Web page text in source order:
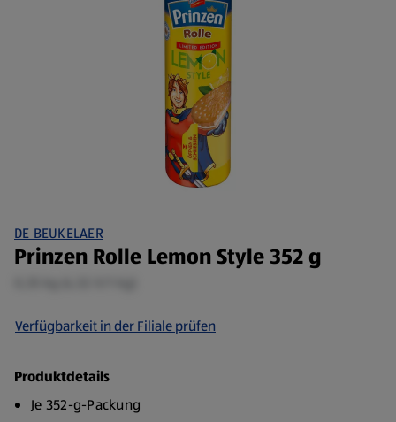
DE BEUKELAER
Prinzen Rolle Lemon Style 352 g
Verfügbarkeit in der Filiale prüfen
Produktdetails
Je 352-g-Packung